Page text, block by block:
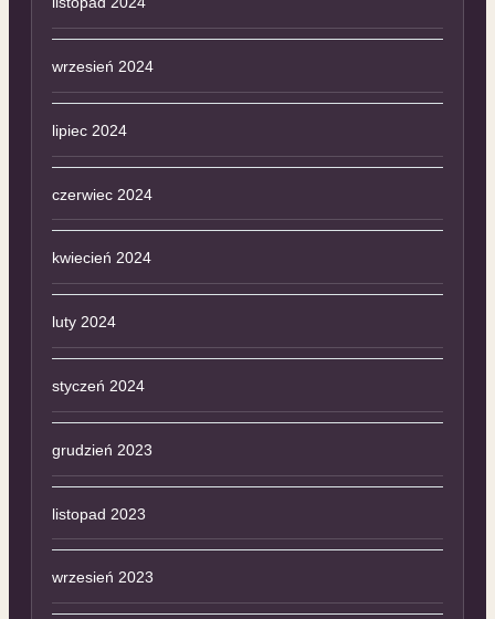
wrzesień 2024
lipiec 2024
czerwiec 2024
kwiecień 2024
luty 2024
styczeń 2024
grudzień 2023
listopad 2023
wrzesień 2023